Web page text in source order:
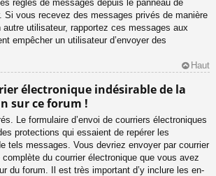
règles de messages depuis le panneau de
Si vous recevez des messages privés de manière
autre utilisateur, rapportez ces messages aux
empêcher un utilisateur d’envoyer des
Haut
électronique indésirable de la
sur ce forum !
Le formulaire d’envoi de courriers électroniques
protections qui essaient de repérer les
tels messages. Vous devriez envoyer par courrier
du courrier électronique que vous avez
du forum. Il est très important d’y inclure les en-